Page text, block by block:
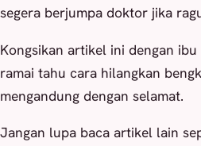
segera berjumpa doktor jika
Kongsikan artikel ini dengan
ramai tahu cara hilangkan
mengandung dengan selamat.
Jangan lupa baca artikel lain